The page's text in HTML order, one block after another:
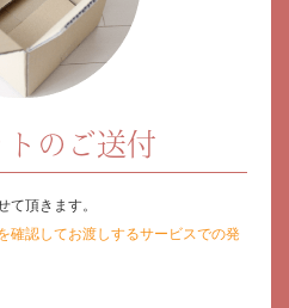
のご送付
て頂きます。
確認してお渡しするサービスでの発